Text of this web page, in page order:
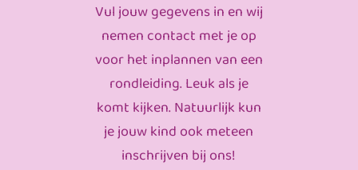
Vul jouw gegevens in en wij
nemen contact met je op
voor het inplannen van een
rondleiding. Leuk als je
komt kijken. Natuurlijk kun
je jouw kind ook meteen
inschrijven bij ons!